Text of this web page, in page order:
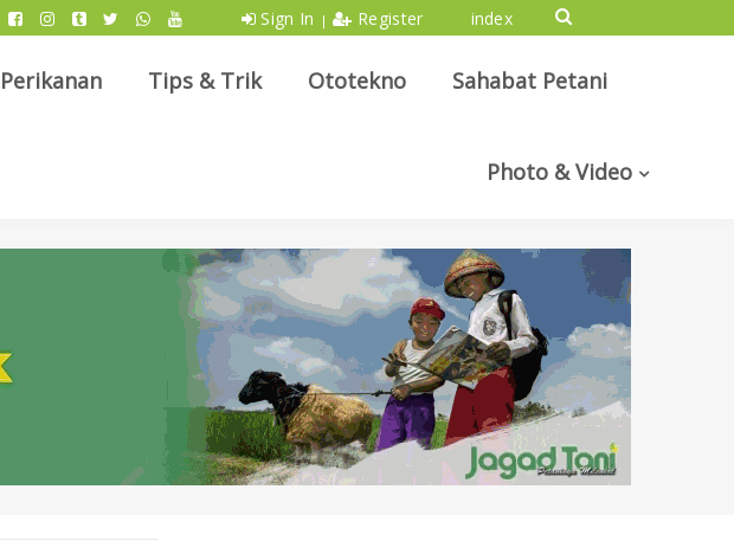
Sign In | Register index
Perikanan Tips & Trik Ototekno Sahabat Petani
Photo & Video